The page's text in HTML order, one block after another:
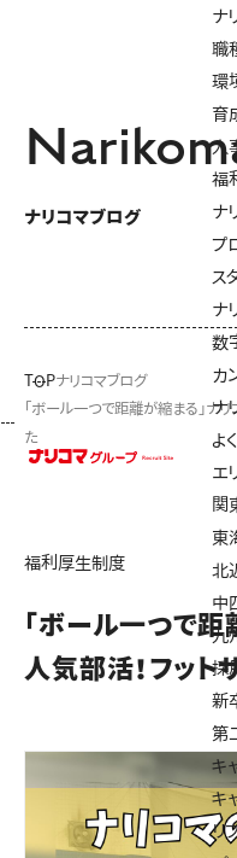
ナ
職
環
育
人
福
ナ
プ
ス
ナ
数
カ
ナ
よ
エ
関
東
北
中
九
採
新
第
キ
キ
リ
ナリコマブログ
TOPナリコマブログ
「ボール一つで距離が縮まる」ナ
た
福利厚生制度
「ボール一つで距
人気部活！フット